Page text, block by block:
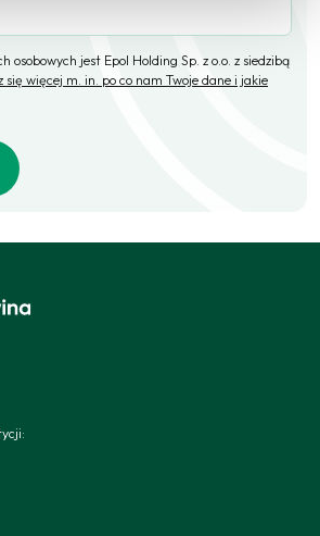
jest Epol Holding Sp. z o.o. z siedzibą
się więcej m. in. po co nam Twoje dane i jakie